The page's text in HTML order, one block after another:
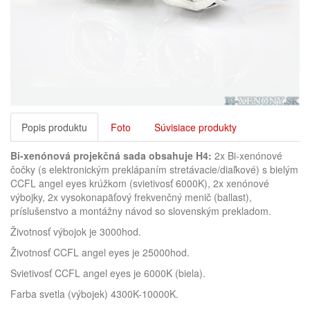
Popis produktu Foto Súvisiace produkty
Bi-xenónová projekčná sada obsahuje H4: 2x Bi-xenónové
čočky (s elektronickým preklápaním stretávacie/diaľkové) s bielým
CCFL angel eyes krúžkom (svietivosť 6000K), 2x xenónové
výbojky, 2x vysokonapäťový frekvenčný menič (ballast),
príslušenstvo a montážny návod so slovenským prekladom.
Životnosť výbojok je 3000hod.
Životnosť CCFL angel eyes je 25000hod.
Svietivosť CCFL angel eyes je 6000K (biela).
Farba svetla (výbojek) 4300K-10000K.